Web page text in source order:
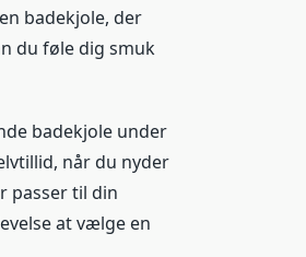
badekjole, der
du føle dig smuk
badekjole under
når du nyder
passer til din
at vælge en